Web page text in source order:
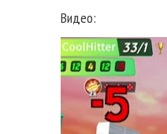
Видео: